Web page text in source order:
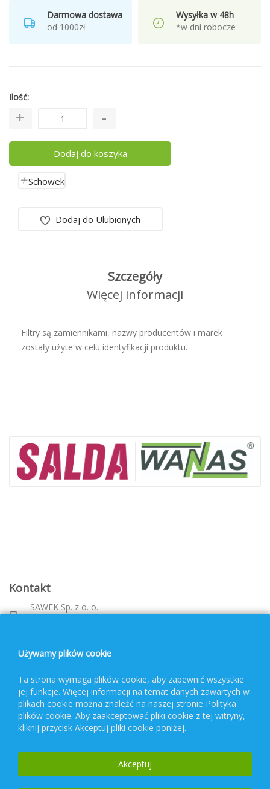
Darmowa dostawa
od 1000zł
Wysyłka w 48h
*w dni robocze
Ilość
Dodaj do koszyka
Schowek
Dodaj do Ulubionych
Szczegóły
Więcej informacji
Filtry są zamiennikami, nazwy producentów i marek
zostały użyte w celu identyfikacji produktu.
Kontakt
SAWEK Sp. z o. o.
Metalowca 26, 39-460 Nowa Dęba
+ 48 796 477 417
Obsługa PVF
Popularne kategorie
Używamy plików cookie
Ta strona wymaga plików cookie, aby zapewnić wszystkie
jej funkcje. Więcej informacji na temat danych zawartych w
plikach cookie można znaleźć na naszej stronie Polityka
plików cookie. Aby zaakceptować pliki cookie z tej witryny,
kliknij przycisk Akceptuj pliki cookie poniżej.
Akceptuj